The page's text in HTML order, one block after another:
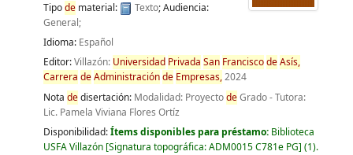
Tipodematerial: Texto; Audiencia:
General;
Idioma: Español
Editor:Villazón: Universidad Privada San FranciscodeAsís,
Carrera deAdministraciónde Empresas,2024
Nota dedisertación: Modalidad: ProyectodeGrado - Tutora:
Lic. Pamela Viviana Flores Ortíz
Disponibilidad:Ítems disponibles para préstamo: Biblioteca
USFA Villazón Signatura topográfica:ADM0015 C781e PG (1).